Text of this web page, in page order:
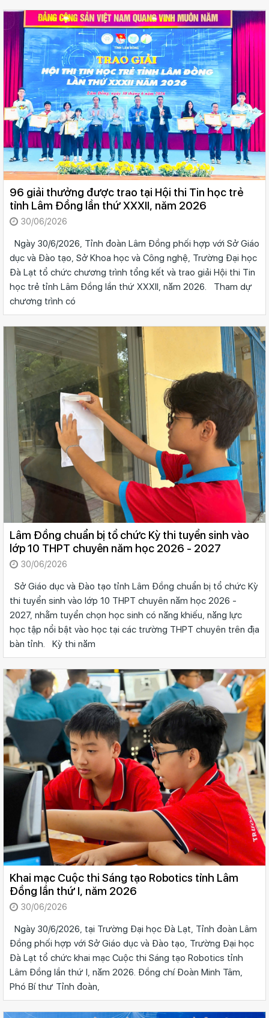
96 giải thưởng được trao tại Hội thi Tin học trẻ
tỉnh Lâm Đồng lần thứ XXXII, năm 2026
30/06/2026
Ngày 30/6/2026, Tỉnh đoàn Lâm Đồng phối hợp với Sở Giáo
dục và Đào tạo, Sở Khoa học và Công nghệ, Trường Đại học
Đà Lạt tổ chức chương trình tổng kết và trao giải Hội thi Tin
học trẻ tỉnh Lâm Đồng lần thứ XXXII, năm 2026. Tham dự
chương trình có
Lâm Đồng chuẩn bị tổ chức Kỳ thi tuyển sinh vào
lớp 10 THPT chuyên năm học 2026 - 2027
30/06/2026
Sở Giáo dục và Đào tạo tỉnh Lâm Đồng chuẩn bị tổ chức Kỳ
thi tuyển sinh vào lớp 10 THPT chuyên năm học 2026 -
2027, nhằm tuyển chọn học sinh có năng khiếu, năng lực
học tập nổi bật vào học tại các trường THPT chuyên trên địa
bàn tỉnh. Kỳ thi năm
Khai mạc Cuộc thi Sáng tạo Robotics tỉnh Lâm
Đồng lần thứ I, năm 2026
30/06/2026
Ngày 30/6/2026, tại Trường Đại học Đà Lạt, Tỉnh đoàn Lâm
Đồng phối hợp với Sở Giáo dục và Đào tạo, Trường Đại học
Đà Lạt tổ chức khai mạc Cuộc thi Sáng tạo Robotics tỉnh
Lâm Đồng lần thứ I, năm 2026. Đồng chí Đoàn Minh Tâm,
Phó Bí thư Tỉnh đoàn,